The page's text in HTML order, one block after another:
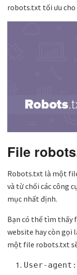
robots.txt tối ưu cho
File
Robots.txt là một
và từ chối các công
mục nhất định.
Bạn có thể tìm thấy
website hay còn gọi
một file robots.txt
User-